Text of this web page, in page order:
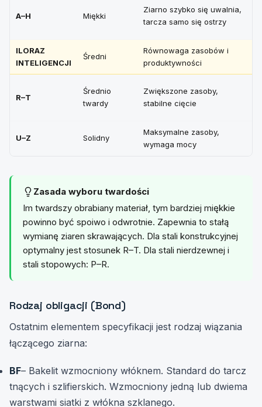
A–H Miękki
Ziarno szybko się uwalnia,
tarcza samo się ostrzy
ILORAZ
INTELIGENCJI
Średni
Równowaga zasobów i
produktywności
R–T
Średnio
twardy
Zwiększone zasoby,
stabilne cięcie
U–Z Solidny
Maksymalne zasoby,
wymaga mocy
Zasada wyboru twardości
Im twardszy obrabiany materiał, tym bardziej miękkie
powinno być spoiwo i odwrotnie. Zapewnia to stałą
wymianę ziaren skrawających. Dla stali konstrukcyjnej
optymalny jest stosunek R–T. Dla stali nierdzewnej i
stali stopowych: P–R.
Rodzaj obligacji (Bond)
Ostatnim elementem specyfikacji jest rodzaj wiązania
łączącego ziarna:
BF– Bakelit wzmocniony włóknem. Standard do tarcz
tnących i szlifierskich. Wzmocniony jedną lub dwiema
warstwami siatki z włókna szklanego.